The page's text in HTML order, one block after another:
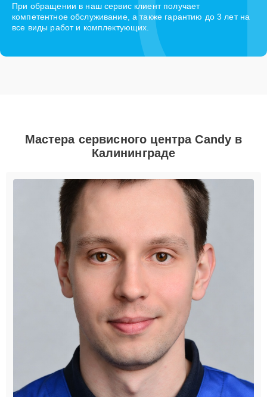
При обращении в наш сервис клиент получает
компетентное обслуживание, а также гарантию до 3 лет на
все виды работ и комплектующих.
Мастера сервисного центра Candy в
Калининграде